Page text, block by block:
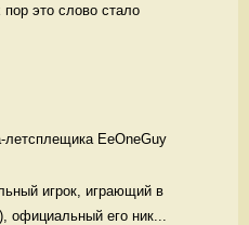
это слово стало
летсплещика EeOneGuy
игрок, играющий в
официальный его ник...